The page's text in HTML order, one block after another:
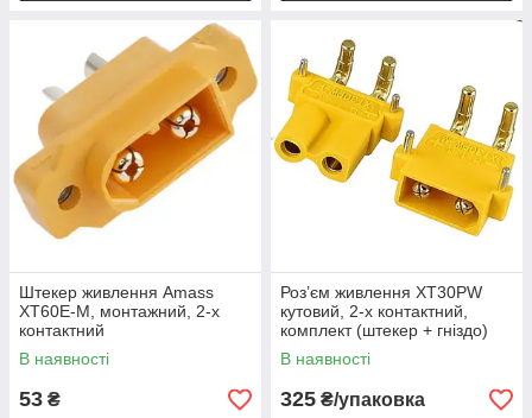
Штекер живлення Amass
XT60E-M, монтажний, 2-х
контактний
В наявності
53 ₴
Роз’єм живлення XT30PW
кутовий, 2-х контактний,
комплект (штекер + гніздо)
жовтий, 1уп-5шт
В наявності
325 ₴/упаковка